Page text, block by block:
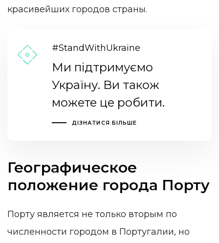
красивейших городов страны.
#StandWithUkraine
Ми підтримуємо
Україну. Ви також
можете це робити.
ДІЗНАТИСЯ БІЛЬШЕ
Географическое
положение города Порту
Порту является не только вторым по
численности городом в Португалии, но